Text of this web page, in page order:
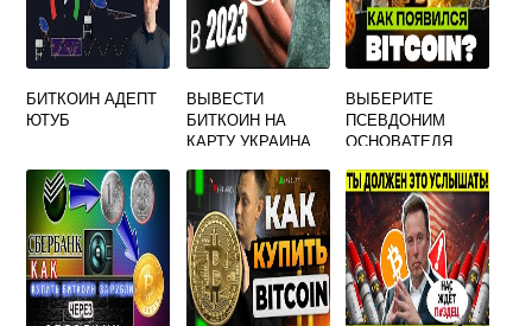
БИТКОИН АДЕПТ
ЮТУБ
ВЫВЕСТИ
БИТКОИН НА
КАРТУ УКРАИНА
ВЫБЕРИТЕ
ПСЕВДОНИМ
ОСНОВАТЕЛЯ
СИСТЕМЫ
BITCOIN